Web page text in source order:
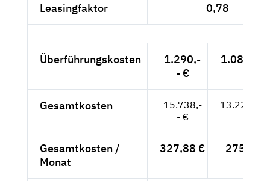
Leasingfaktor 0,78
Überführungskosten
1.290,-
- €
1.084,03
Gesamtkosten
15.738,-
- €
13.225,21
Gesamtkosten /
Monat
327,88 € 275,53 €